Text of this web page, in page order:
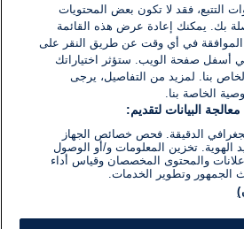
التتبع، فقد لا تكون بعض المحتويات
صلة بك. يمكنك إعادة عرض هذه القائمة
الموافقة في أي وقت عن طريق النقر على
في أسفل صفحة الويب. ستؤثر اختياراتك
بنا. لمزيد من التفاصيل، يرجى
الخاصة بنا.
البيانات لتقديم:
الدقيقة. فحص خصائص الجهاز
تخزين المعلومات و/أو الوصول
والمحتوى المخصصان وقياس أداء
الجمهور وتطوير الخدمات.